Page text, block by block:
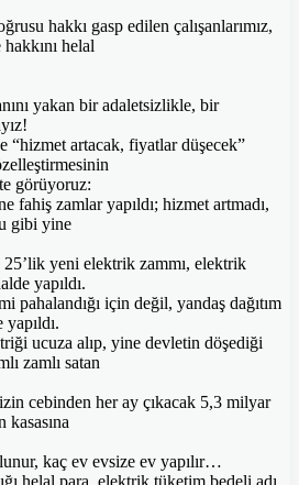
hakkı gasp edilen çalışanlarımız,
helal
yakan bir adaletsizlikle, bir
“hizmet artacak, fiyatlar düşecek”
görüyoruz:
fahiş zamlar yapıldı; hizmet artmadı,
gibi yine
25’lik yeni elektrik zammı, elektrik
yapıldı.
pahalandığı için değil, yandaş dağıtım
ucuza alıp, yine devletin döşediği
zamlı satan
cebinden her ay çıkacak 5,3 milyar
kaç ev evsize ev yapılır…